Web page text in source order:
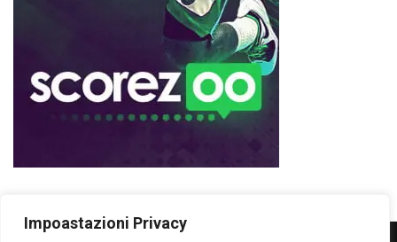
Impoastazioni Privacy